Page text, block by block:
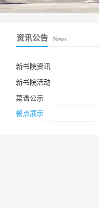
资讯公告 News
新书院资讯
新书院活动
菜谱公示
餐点展示